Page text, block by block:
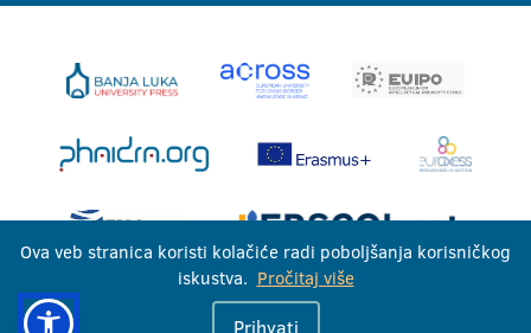
Univerzitet u Banjoj Luci © 2026
Ova veb stranica koristi kolačiće radi poboljšanja korisničkog
iskustva. Pročitaj više
Prihvati